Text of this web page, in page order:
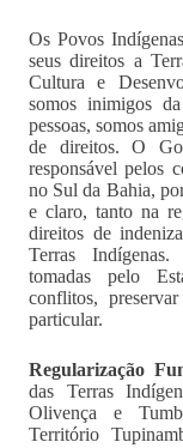
Os Povos
seus direitos a
Cultura e
somos inimigos
pessoas, somos
de direitos. O
responsável pelos
no Sul da Bahia,
e claro, tanto na
direitos de
Terras
tomadas pelo
conflitos,
particular.
Regularização
das Terras
Olivença e
Território